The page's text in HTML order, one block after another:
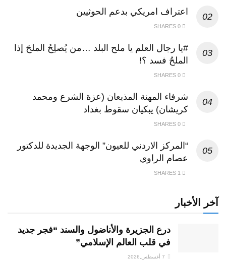
اعتراف امريكي بدعم الحوثيين
#يا رجال العلم يا ملح البلد …من يُصلِحُ الملحَ إذا
الملحُ فسد ؟!
شرفاء المهنة المذيعان (عزة الشرع ومحمد
كريشان) يبكيان سقوط بغداد
“المركز الاردني للعيون” الوجهة الجديدة للدكتور
عصام الراوي
آخر الأخبار
درع الجزيرة والأناضول والسند “فجر جديد
في قلب العالم الإسلامي”